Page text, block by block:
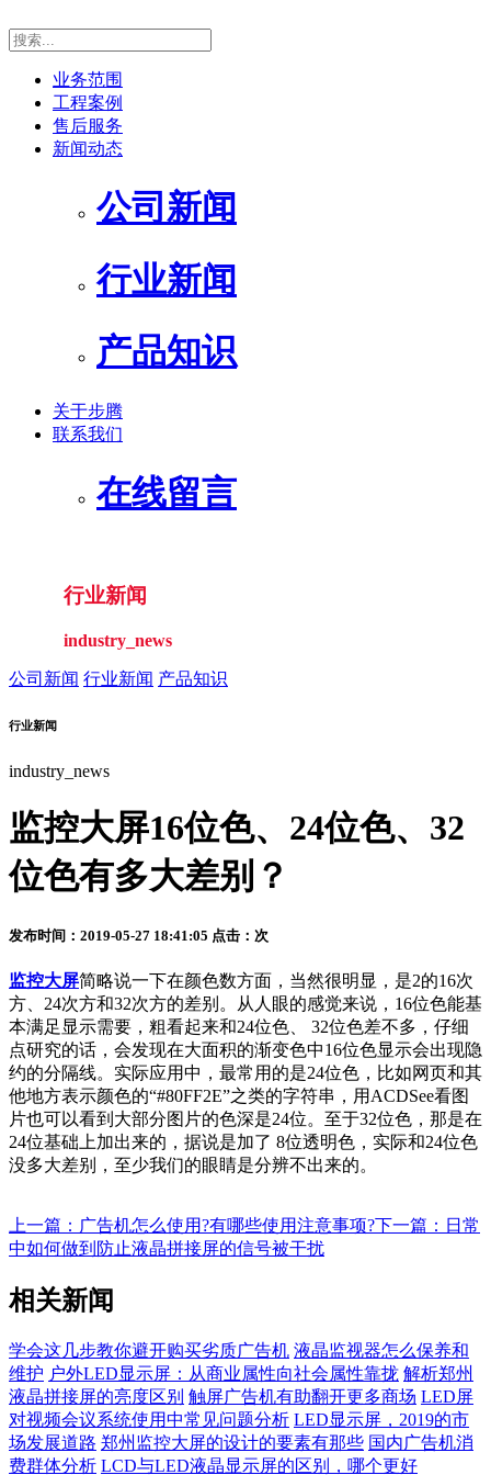
业务范围
工程案例
售后服务
新闻动态
公司新闻
行业新闻
产品知识
关于步腾
联系我们
在线留言
行业新闻
industry_news
公司新闻 行业新闻 产品知识
行业新闻
industry_news
监控大屏16位色、24位色、32
位色有多大差别？
发布时间：2019-05-27 18:41:05 点击： 次
监控大屏简略说一下在颜色数方面，当然很明显，是2的16次
方、24次方和32次方的差别。从人眼的感觉来说，16位色能基
本满足显示需要，粗看起来和24位色、 32位色差不多，仔细
点研究的话，会发现在大面积的渐变色中16位色显示会出现隐
约的分隔线。实际应用中，最常用的是24位色，比如网页和其
他地方表示颜色的“#80FF2E”之类的字符串，用ACDSee看图
片也可以看到大部分图片的色深是24位。至于32位色，那是在
24位基础上加出来的，据说是加了 8位透明色，实际和24位色
没多大差别，至少我们的眼睛是分辨不出来的。
上一篇：广告机怎么使用?有哪些使用注意事项?下一篇：日常
中如何做到防止液晶拼接屏的信号被干扰
相关新闻
学会这几步教你避开购买劣质广告机 液晶监视器怎么保养和
维护 户外LED显示屏：从商业属性向社会属性靠拢 解析郑州
液晶拼接屏的亮度区别 触屏广告机有助翻开更多商场 LED屏
对视频会议系统使用中常见问题分析 LED显示屏，2019的市
场发展道路 郑州监控大屏的设计的要素有那些 国内广告机消
费群体分析 LCD与LED液晶显示屏的区别，哪个更好